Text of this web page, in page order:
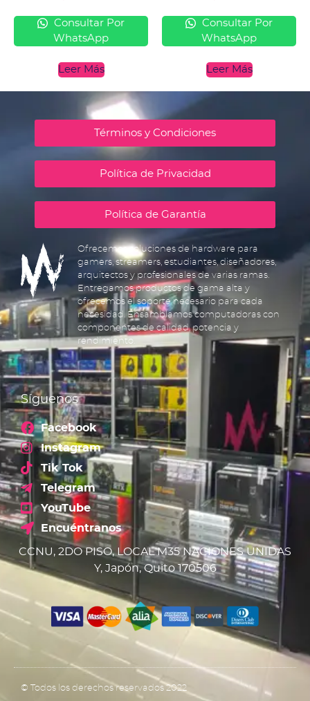
Consultar Por
WhatsApp
Leer Más
Consultar Por
WhatsApp
Leer Más
Términos y Condiciones
Política de Privacidad
Política de Garantía
Ofrecemos soluciones de hardware para
gamers, streamers, estudiantes, diseñadores,
arquitectos y profesionales de varias ramas.
Entregamos productos de gama alta y
ofrecemos el soporte necesario para cada
necesidad. Ensamblamos computadoras con
componentes de calidad, potencia y
rendimiento.
Síguenos
Facebook
Instagram
Tik Tok
Telegram
YouTube
Encuéntranos
CCNU, 2DO PISO, LOCAL M35 NACIONES UNIDAS
Y, Japón, Quito 170506
© Todos los derechos reservados 2022